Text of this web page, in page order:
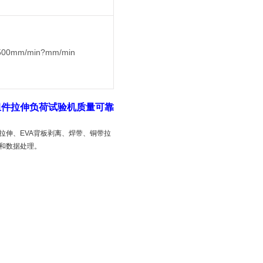
min?mm/min
拉伸负荷试验机质量可靠
伸、EVA背板剥离、焊带、铜带拉
数据处理。